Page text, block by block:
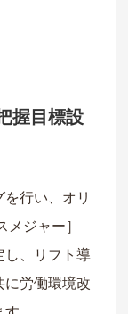
握目標設
行い、オリ
ジャー］
し、リフト導
に労働環境改